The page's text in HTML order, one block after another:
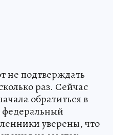
не подтверждать
раз. Сейчас
обратиться в
уверены, что